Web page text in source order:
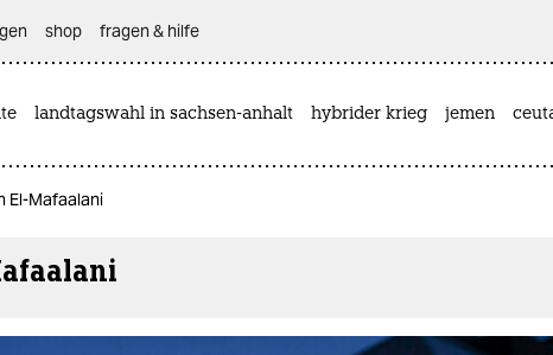
shop fragen & hilfe
landtagswahl in sachsen-anhalt hybrider krieg jemen
El-Mafaalani